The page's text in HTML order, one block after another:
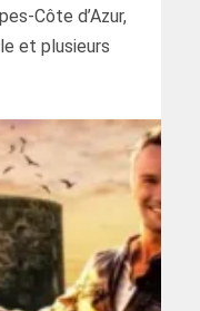
Côte d’Azur,
et plusieurs